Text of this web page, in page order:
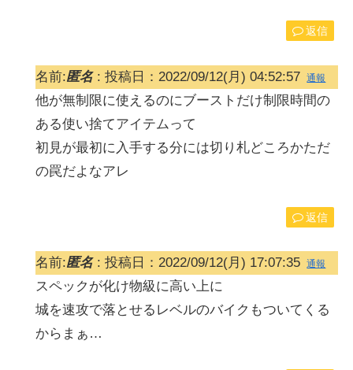
返信
名前:匿名: 投稿日：2022/09/12(月) 04:52:57 通報
他が無制限に使えるのにブーストだけ制限時間の
ある使い捨てアイテムって
初見が最初に入手する分には切り札どころかただ
の罠だよなアレ
返信
名前:匿名: 投稿日：2022/09/12(月) 17:07:35 通報
スペックが化け物級に高い上に
城を速攻で落とせるレベルのバイクもついてくる
からまぁ…